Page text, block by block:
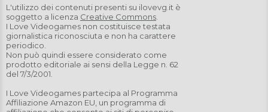
L'utilizzo dei contenuti presenti su ilovevg.it è
soggetto a licenza Creative Commons
I Love Videogames non costituisce testata
giornalistica riconosciuta e non ha carattere
periodico.
Non può quindi essere considerato come
prodotto editoriale ai sensi della Legge n. 62
del 7/3/2001.
I Love Videogames partecipa al Programma
Affiliazione Amazon EU, un programma di